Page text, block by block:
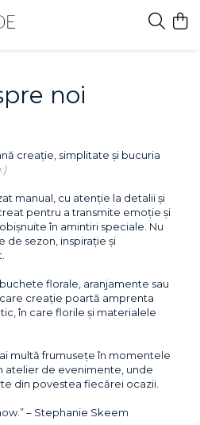
noi
creație, simplitate și bucuria
manual, cu atenție la detalii și
pentru a transmite emoție și
în amintiri speciale. Nu
de sezon, inspirație și
florale, aranjamente sau
creație poartă amprenta
în care florile și materialele
multă frumusețe în momentele
atelier de evenimente, unde
din povestea fiecărei ocazii.
– Stephanie Skeem